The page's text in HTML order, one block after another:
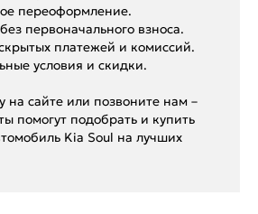
переоформление.
первоначального взноса.
платежей и комиссий.
условия и скидки.
на сайте или позвоните нам –
помогут подобрать и купить
Kia Soul на лучших